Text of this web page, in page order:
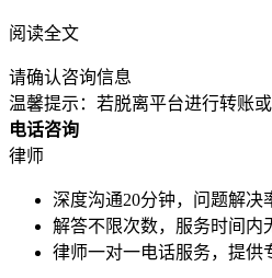
阅读全文
请确认咨询信息
温馨提示：若脱离平台进行转账
电话咨询
律师
深度沟通20分钟，问题解决
解答不限次数，服务时间内
律师一对一电话服务，提供